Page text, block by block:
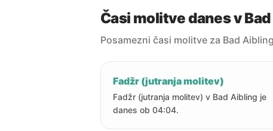
Časi molitve danes v
Posamezni časi molitve za Bad
Fadžr (jutranja molitev)
Fadžr (jutranja molitev) v Bad Aibling je
danes ob 04:04.